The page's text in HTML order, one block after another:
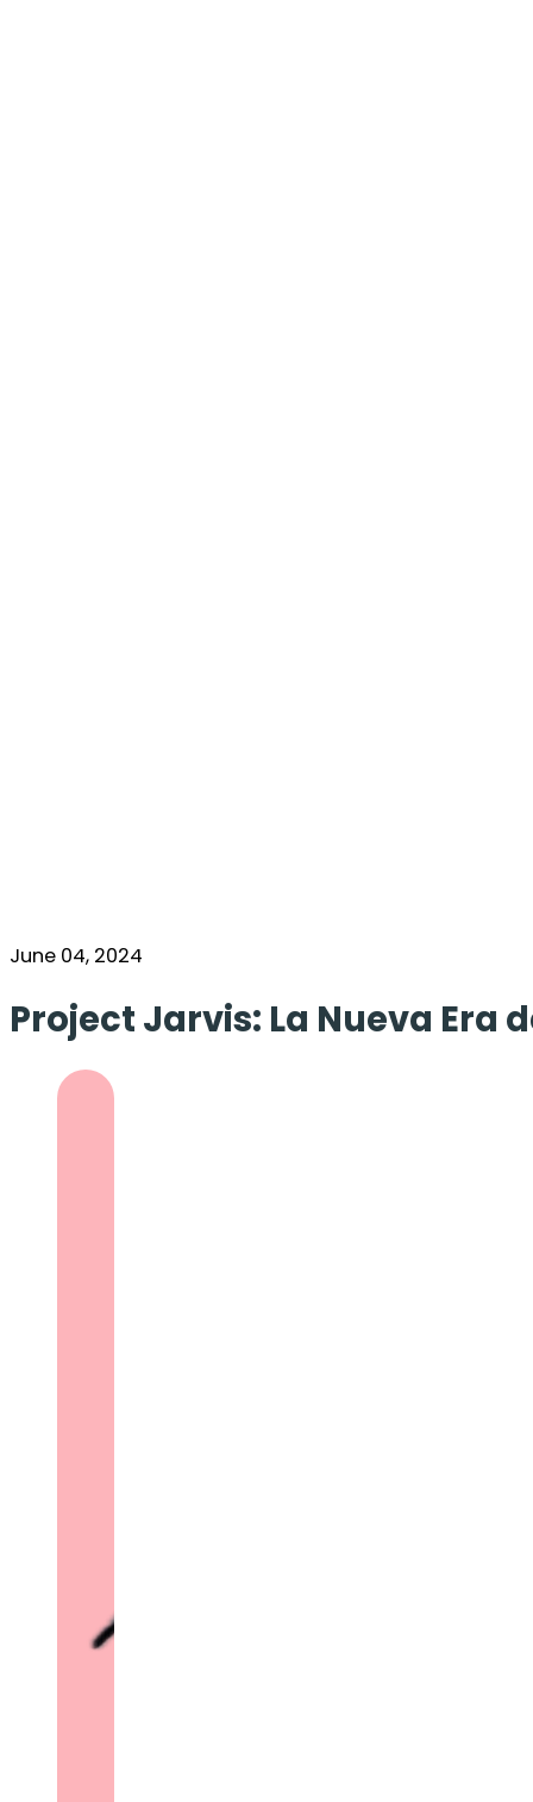
June 04, 2024
Project Jarvis: La Nueva Era